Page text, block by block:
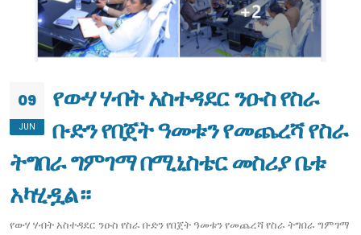
09
JUN
የውሃ ሃብት አስተዳደር ንዑስ የስራ
ቡድን የበጀት ዓመቱን የመጨረሻ የስራ
ትግበራ ግምገማ በሚኒስቴር መስሪያ ቤቱ
አካሂዷል።
የውሃ ሃብት አስተዳደር ንዑስ የስራ ቡድን የበጀት ዓመቱን የመጨረሻ የስራ ትግበራ ግምገማ